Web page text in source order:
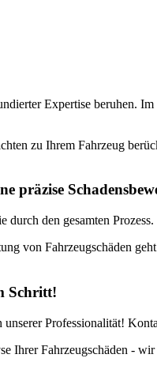
Expertise beruhen.
zu Ihrem Fahrzeug
präzise
durch den gesamten
von Fahrzeugschäden
Schritt!
Professionalität!
Ihrer Fahrzeugschäden -